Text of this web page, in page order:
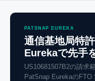
PATSNAP EUREKA
通信基地局特
Eurekaで先手
US10681507B2の請求
PatSnap EurekaのFTO